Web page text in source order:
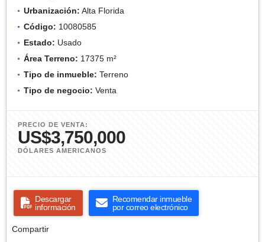
Urbanización: Alta Florida
Código: 10080585
Estado: Usado
Área Terreno: 17375 m²
Tipo de inmueble: Terreno
Tipo de negocio: Venta
PRECIO DE VENTA:
US$3,750,000
DÓLARES AMERICANOS
Descargar
información
Recomendar inmueble
por correo electrónico
Compartir